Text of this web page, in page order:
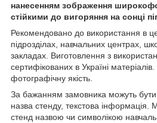
нанесенням зображення
стійкими до вигоряння на сонці
Рекомендовано до використання в
підрозділах, навчальних центрах,
закладах. Виготовлення з
сертифікованих в Україні
фотографічну якість.
За бажанням замовника можуть бути
назва стенду, текстова
стенд назвою чи символікою